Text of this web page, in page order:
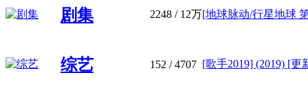
剧集 2248 / 12万[地球脉动/行星地球
综艺 152 / 4707 [歌手2019] (2019) [更